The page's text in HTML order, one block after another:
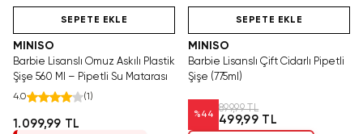
SEPETE EKLE
MINISO
Barbie Lisanslı Omuz Askılı Plastik
Şişe 560 Ml – Pipetli Su Matarası
4.0 (1 )
1.099,99 TL
SEPETE EKLE
MINISO
Barbie Lisanslı Çift Cidarlı Pipetli
Şişe (775ml)
%44
899,99 TL
499,99 TL